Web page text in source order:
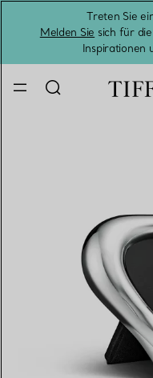
Treten Sie
Melden Sie sich für
Inspirationen